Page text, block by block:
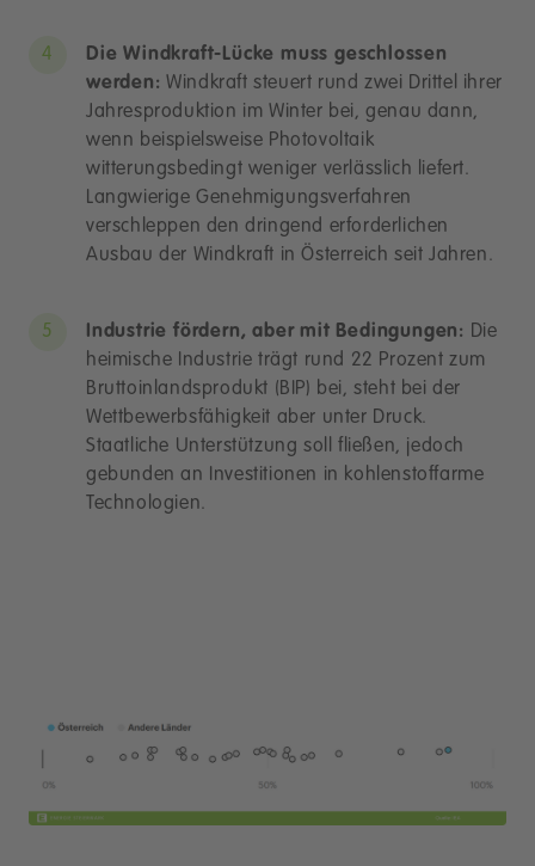
Die Windkraft-Lücke muss geschlossen
werden: Windkraft steuert rund zwei Drittel ihrer
Jahresproduktion im Winter bei, genau dann,
wenn beispielsweise Photovoltaik
witterungsbedingt weniger verlässlich liefert.
Langwierige Genehmigungsverfahren
verschleppen den dringend erforderlichen
Ausbau der Windkraft in Österreich seit Jahren.
Industrie fördern, aber mit Bedingungen: Die
heimische Industrie trägt rund 22 Prozent zum
Bruttoinlandsprodukt (BIP) bei, steht bei der
Wettbewerbsfähigkeit aber unter Druck.
Staatliche Unterstützung soll fließen, jedoch
gebunden an Investitionen in kohlenstoffarme
Technologien.